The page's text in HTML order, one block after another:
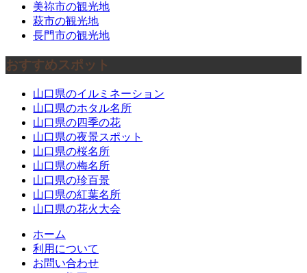
美祢市の観光地
萩市の観光地
長門市の観光地
おすすめスポット
山口県のイルミネーション
山口県のホタル名所
山口県の四季の花
山口県の夜景スポット
山口県の桜名所
山口県の梅名所
山口県の珍百景
山口県の紅葉名所
山口県の花火大会
ホーム
利用について
お問い合わせ